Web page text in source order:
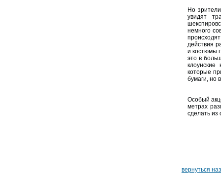
Но
увидят
немного
действия
и костюмы
это в
которые
бумаги, но
Особый
метрах
сделать из
вернуться